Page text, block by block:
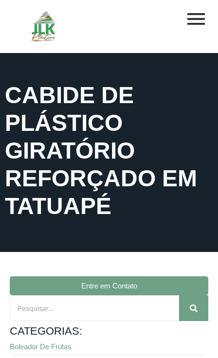
CABIDE DE
PLÁSTICO
GIRATÓRIO
REFORÇADO EM
TATUAPÉ
Entre em Contato
CATEGORIAS:
Boleador De Frutas